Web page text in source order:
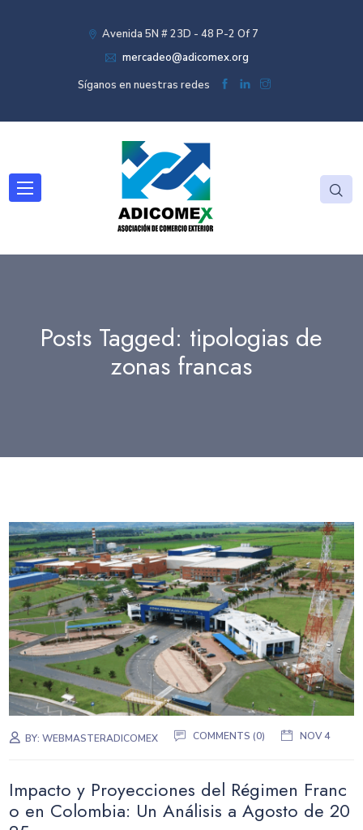
Avenida 5N # 23D - 48 P-2 Of 7
mercadeo@adicomex.org
Síganos en nuestras redes
Posts Tagged: tipologias de
zonas francas
BY:WEBMASTERADICOMEX COMMENTS (0) NOV 4
Impacto y Proyecciones del Régimen Franc
o en Colombia: Un Análisis a Agosto de 20